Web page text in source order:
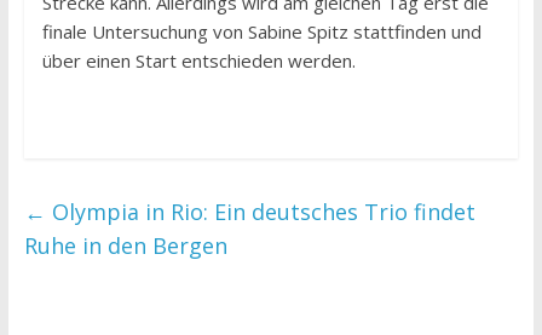
finale Untersuchung von Sabine Spitz stattfinden und
über einen Start entschieden werden.
← Olympia in Rio: Ein deutsches Trio findet
Ruhe in den Bergen